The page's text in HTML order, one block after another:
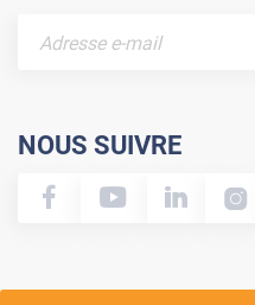
NOUS SUIVRE